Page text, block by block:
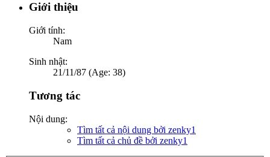
Giới thiệu
Giới tính:
Nam
Sinh nhật:
21/11/87 (Age: 38)
Tương tác
Nội dung:
Tìm tất cả nội dung bởi zenky1
Tìm tất cả chủ đề bởi zenky1